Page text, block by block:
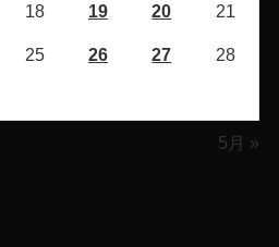
18 19 20 21
25 26 27 28
5月 »